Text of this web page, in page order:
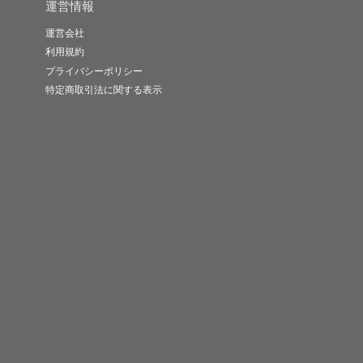
運営情報
運営会社
利用規約
プライバシーポリシー
特定商取引法に関する表示